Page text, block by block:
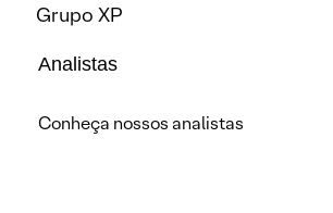
Grupo XP
Analistas
Conheça nossos analistas